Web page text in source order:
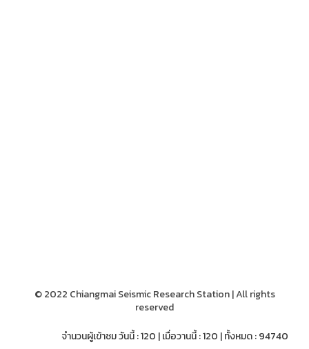
© 2022 Chiangmai Seismic Research Station | All rights
reserved
จำนวนผู้เข้าชม วันนี้ : 120 | เมื่อวานนี้ : 120 | ทั้งหมด : 94740